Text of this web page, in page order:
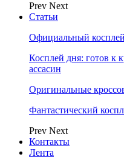
Prev Next
Статьи
Официальный
Косплей дня: готов к
ассасин
Оригинальные
Фантастический
Prev Next
Контакты
Лента